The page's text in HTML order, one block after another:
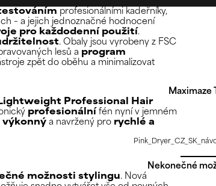
profesionálními kadeřníky,
– a jejich jednoznačné hodnocení
pro každodenní použití.
. Obaly jsou vyrobeny z FSC
lesů a program
zpět do oběhu a minimalizovat
Maximaze
Professional Hair
profesionální fén nyní v jemném
výkonný a navržený pro rychlé a
Nekonečné
možnosti stylingu. Nová